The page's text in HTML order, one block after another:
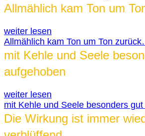
Allmählich kam Ton um
weiter lesen
Allmählich kam Ton um Ton
mit Kehle und Seele
aufgehoben
weiter lesen
mit Kehle und Seele besonders
Die Wirkung ist immer